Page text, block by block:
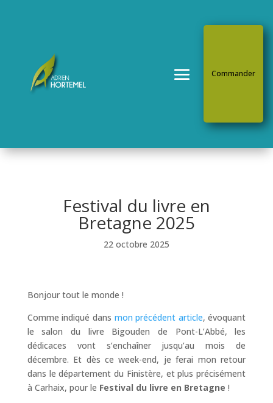
Commander
Festival du livre en
Bretagne 2025
22 octobre 2025
Bonjour tout le monde !
Comme indiqué dans mon précédent article, évoquant
le salon du livre Bigouden de Pont-L’Abbé, les
dédicaces vont s’enchaîner jusqu’au mois de
décembre. Et dès ce week-end, je ferai mon retour
dans le département du Finistère, et plus précisément
à Carhaix, pour le Festival du livre en Bretagne !